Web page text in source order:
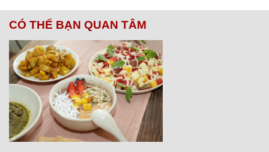
CÓ THỂ BẠN QUAN TÂM